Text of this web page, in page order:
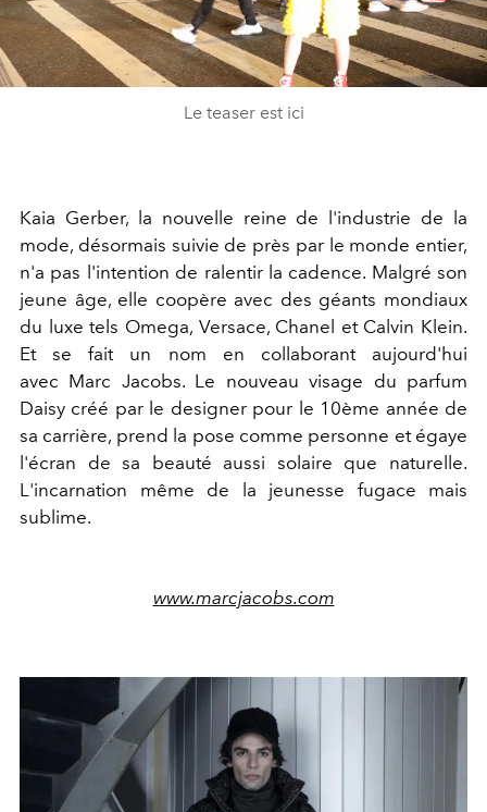
Video
Le teaser est ici
Kaia Gerber, la nouvelle reine de l'industrie de la
mode, désormais suivie de près par le monde entier,
n'a pas l'intention de ralentir la cadence. Malgré son
jeune âge, elle coopère avec des géants mondiaux
du luxe tels Omega, Versace, Chanel et Calvin Klein.
Et se fait un nom en collaborant aujourd'hui
avec Marc Jacobs. Le nouveau visage du parfum
Daisy créé par le designer pour le 10ème année de
sa carrière, prend la pose comme personne et égaye
l'écran de sa beauté aussi solaire que naturelle.
L'incarnation même de la jeunesse fugace mais
sublime.
www.marcjacobs.com